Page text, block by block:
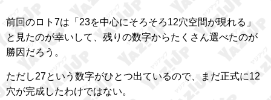
前回のロト7は「23を中心にそろそろ12穴空間が現れる」
と見たのが幸いして、残りの数字からたくさん選べたのが
勝因だろう。
ただし27という数字がひとつ出ているので、まだ正式に12
穴が完成したわけではない。